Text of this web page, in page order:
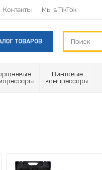
Контакты Мы в TikTok
ТОВАРОВ
Винтовые
компрессоры